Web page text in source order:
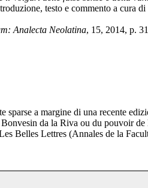
testo e commento a cura
Analecta Neolatina, 15, 2014, p.
sparse a margine di una recente
Bonvesin da la Riva ou du pouvoir de
Belles Lettres (Annales de la